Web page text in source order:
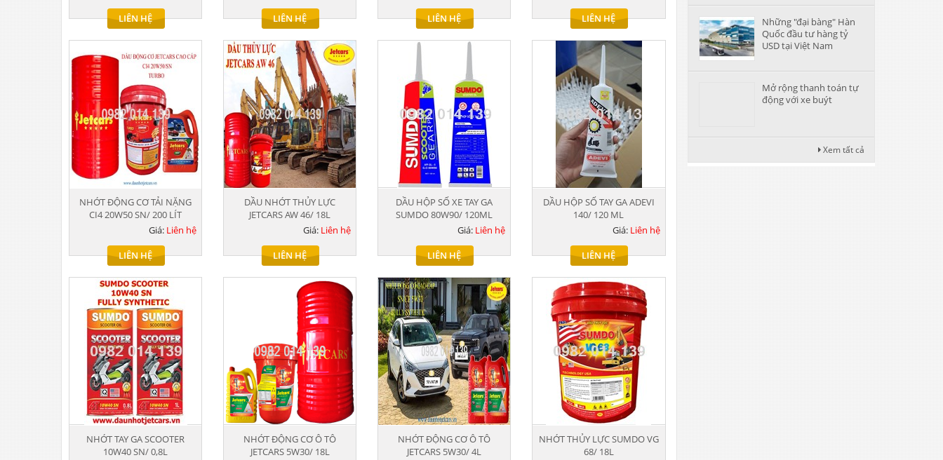
Những "đại bàng" Hàn
Quốc đầu tư hàng tỷ
USD tại Việt Nam
Mở rộng thanh toán tự
động với xe buýt
Xem tất cả
LIÊN HỆ
LIÊN HỆ
LIÊN HỆ
LIÊN HỆ
NHỚT ĐỘNG CƠ TẢI NẶNG
CI4 20W50 SN/ 200 LÍT
Giá: Liên hệ
LIÊN HỆ
DẦU NHỚT THỦY LỰC
JETCARS AW 46/ 18L
Giá: Liên hệ
LIÊN HỆ
DẦU HỘP SỐ XE TAY GA
SUMDO 80W90/ 120ML
Giá: Liên hệ
LIÊN HỆ
DẦU HỘP SỐ TAY GA ADEVI
140/ 120 ML
Giá: Liên hệ
LIÊN HỆ
NHỚT TAY GA SCOOTER
10W40 SN/ 0,8L
NHỚT ĐỘNG CƠ Ô TÔ
JETCARS 5W30/ 18L
NHỚT ĐỘNG CƠ Ô TÔ
JETCARS 5W30/ 4L
NHỚT THỦY LỰC SUMDO VG
68/ 18L